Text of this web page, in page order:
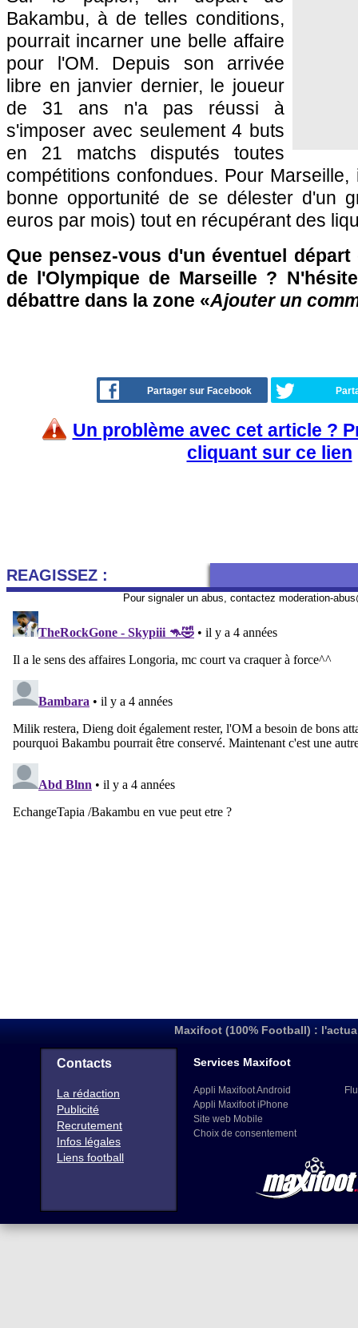
Bakambu, à de telles conditions,
pourrait incarner une belle affaire
pour l'OM. Depuis son arrivée
libre en janvier dernier, le joueur
de 31 ans n'a pas réussi à
s'imposer avec seulement 4 buts
en 21 matchs disputés toutes
compétitions confondues. Pour
bonne opportunité de se délester d'un
euros par mois) tout en récupérant des
Que pensez-vous d'un éventuel
de l'Olympique de Marseille ?
débattre dans la zone «Ajouter un
Partager sur Facebook
Un problème avec cet article ?
cliquant sur ce lien
REAGISSEZ :
Pour signaler un abus, contactez moderation-
Maxifoot (100% Football) :
Contacts
La rédaction
Publicité
Recrutement
Infos légales
Liens football
Services Maxifoot
Appli Maxifoot Android
Appli Maxifoot iPhone
Site web Mobile
Choix de consentement